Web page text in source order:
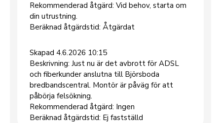
Rekommenderad åtgärd: Vid behov, starta om
din utrustning.
Beräknad åtgärdstid: Åtgärdat
Skapad 4.6.2026 10:15
Beskrivning: Just nu är det avbrott för ADSL
och fiberkunder anslutna till Björsboda
bredbandscentral. Montör är påväg för att
påbörja felsökning.
Rekommenderad åtgärd: Ingen
Beräknad åtgärdstid: Ej fastställd